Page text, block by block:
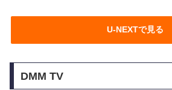
U-NEXTで見る
DMM TV